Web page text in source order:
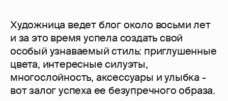
Художница ведет блог около восьми лет
и за это время успела создать свой
особый узнаваемый стиль: приглушенные
цвета, интересные силуэты,
многослойность, аксессуары и улыбка -
вот залог успеха ее безупречного образа.